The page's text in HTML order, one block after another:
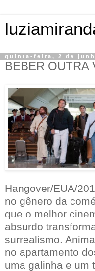
quinta-feira, 2 de
BEBER OUTRA
Hangover/EUA/
no gênero da
que o melhor
absurdo
surrealismo.
no apartamento
uma galinha e um